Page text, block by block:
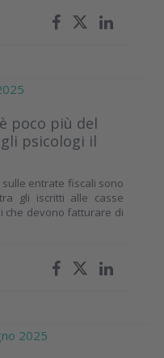
poco più del
psicologi il
sulle entrate fiscali sono
gli iscritti alle casse
che devono fatturare di
2025